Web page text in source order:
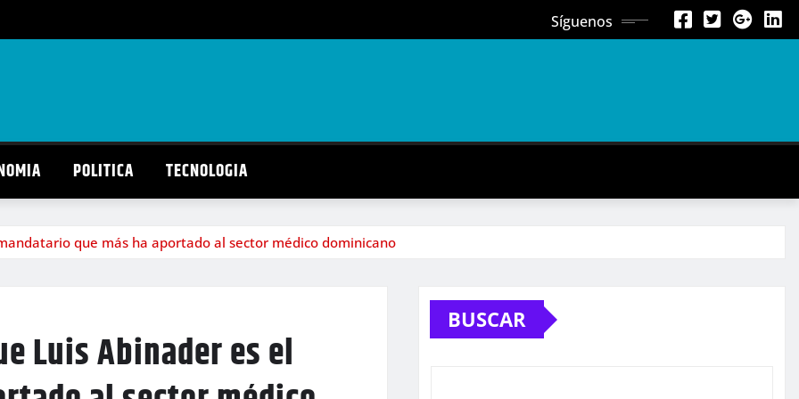
Síguenos
POLITICA TECNOLOGIA
que más ha aportado al sector médico dominicano
Luis Abinader es el
BUSCAR